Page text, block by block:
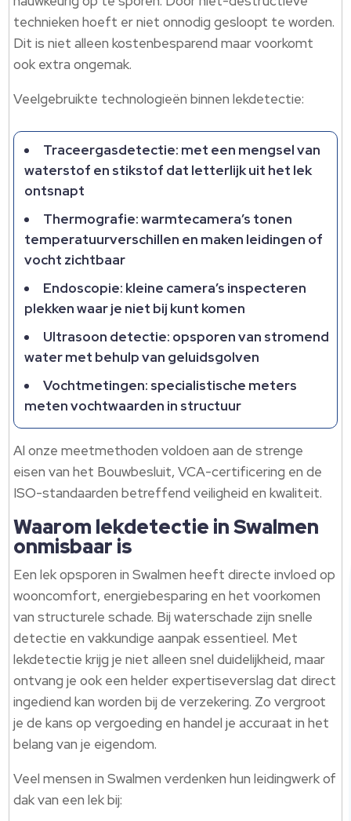
technieken hoeft er niet onnodig gesloopt te worden.
Dit is niet alleen kostenbesparend maar voorkomt
ook extra ongemak.
Veelgebruikte technologieën binnen lekdetectie:
Traceergasdetectie: met een mengsel van
waterstof en stikstof dat letterlijk uit het lek
ontsnapt
Thermografie: warmtecamera’s tonen
temperatuurverschillen en maken leidingen of
vocht zichtbaar
Endoscopie: kleine camera’s inspecteren
plekken waar je niet bij kunt komen
Ultrasoon detectie: opsporen van stromend
water met behulp van geluidsgolven
Vochtmetingen: specialistische meters
meten vochtwaarden in structuur
Al onze meetmethoden voldoen aan de strenge
eisen van het Bouwbesluit, VCA-certificering en de
ISO-standaarden betreffend veiligheid en kwaliteit.
Waarom lekdetectie in Swalmen
onmisbaar is
Een lek opsporen in Swalmen heeft directe invloed op
wooncomfort, energiebesparing en het voorkomen
van structurele schade. Bij waterschade zijn snelle
detectie en vakkundige aanpak essentieel. Met
lekdetectie krijg je niet alleen snel duidelijkheid, maar
ontvang je ook een helder expertiseverslag dat direct
ingediend kan worden bij de verzekering. Zo vergroot
je de kans op vergoeding en handel je accuraat in het
belang van je eigendom.
Veel mensen in Swalmen verdenken hun leidingwerk of
dak van een lek bij: